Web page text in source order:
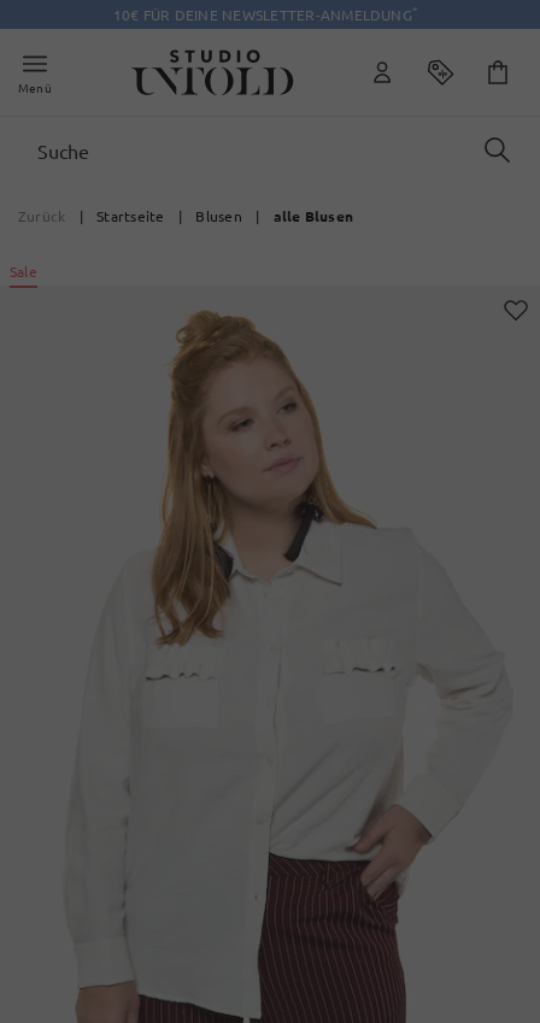
10€ FÜR DEINE NEWSLETTER-ANMELDUNG*
Menü
Zurück | Startseite | Blusen | alle Blusen
Sale